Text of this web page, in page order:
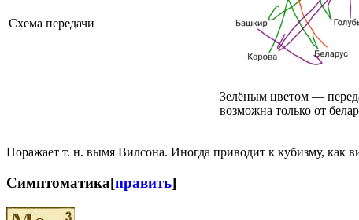
Схема передачи
Зелёным цветом —
возможна только от
Поражает т. н. вымя Вилсона. Иногда приводит к кубизму, как
Симптоматика[править]